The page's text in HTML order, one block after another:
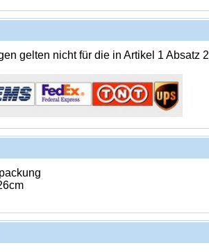
gelten nicht für die in Artikel 1 Absatz 2